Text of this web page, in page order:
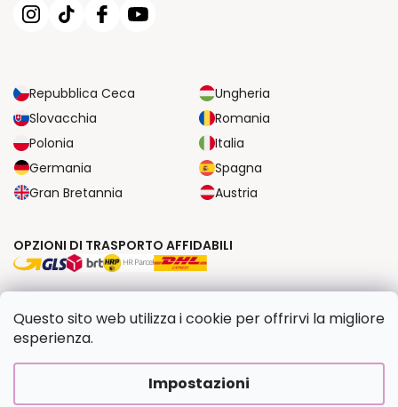
Questo sito web utilizza i cookie per offrirvi la migliore
esperienza.
Impostazioni
Repubblica Ceca
Ungheria
Slovacchia
Romania
Polonia
Italia
Germania
Spagna
Gran Bretannia
Austria
OPZIONI DI TRASPORTO AFFIDABILI
Creato da Shoptet Premium|UpraviloFV STUDIO
Copyright 2026Dipingilo.it. Tutti i diritti riservati.